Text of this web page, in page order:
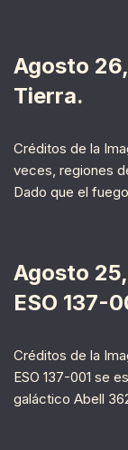
Agosto
Tierra.
Créditos de la
veces, regiones
Dado que el
Agosto
ESO 137-
Créditos de la
ESO 137-001 se
galáctico Abell